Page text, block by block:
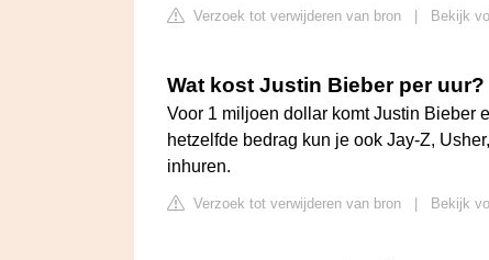
Verzoek tot verwijderen van bron Bekijk
Wat kost Justin Bieber per uur?
Voor 1 miljoen dollar komt Justin Bieber
hetzelfde bedrag kun je ook Jay-Z,
inhuren.
Verzoek tot verwijderen van bron Bekijk